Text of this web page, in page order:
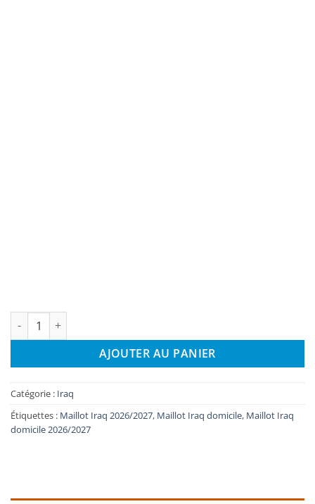
quantité de Maillot Iraq Domicile 2026/2027
AJOUTER AU PANIER
Catégorie : Iraq
Étiquettes : Maillot Iraq 2026/2027, Maillot Iraq domicile, Maillot Iraq
domicile 2026/2027